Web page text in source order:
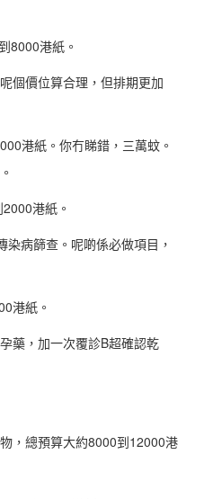
8000港紙。
個價位算合理，但排期更加
港紙。你冇睇錯，三萬蚊。
港紙。
病篩查。呢啲係必做項目，
港紙。
藥，加一次覆診B超確認乾
，總預算大約8000到12000港